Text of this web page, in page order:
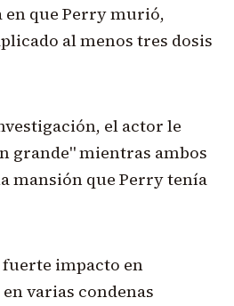
en que Perry murió,
al menos tres dosis
el actor le
grande" mientras ambos
mansión que Perry tenía
fuerte impacto en
varias condenas